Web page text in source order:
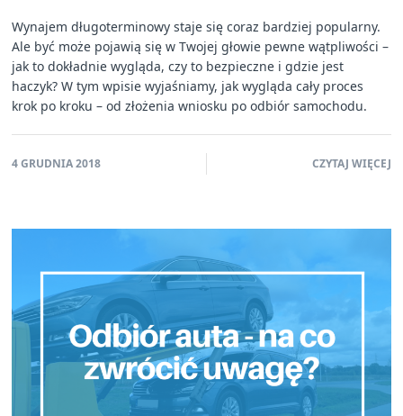
Wynajem długoterminowy staje się coraz bardziej popularny.
Ale być może pojawią się w Twojej głowie pewne wątpliwości –
jak to dokładnie wygląda, czy to bezpieczne i gdzie jest
haczyk? W tym wpisie wyjaśniamy, jak wygląda cały proces
krok po kroku – od złożenia wniosku po odbiór samochodu.
4 GRUDNIA 2018 CZYTAJ WIĘCEJ